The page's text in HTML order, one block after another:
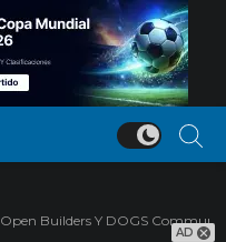
AD
Open Builders Y DOGS